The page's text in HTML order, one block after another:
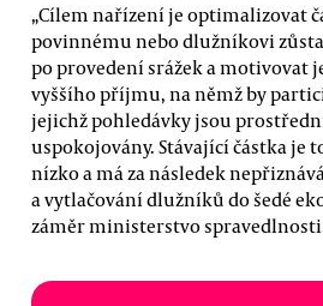
„Cílem nařízení je optimalizovat
povinnému nebo dlužníkovi
po provedení srážek a motivovat
vyššího příjmu, na němž by
jejichž pohledávky jsou
uspokojovány. Stávající částka je
nízko a má za následek
a vytlačování dlužníků do šedé
záměr ministerstvo